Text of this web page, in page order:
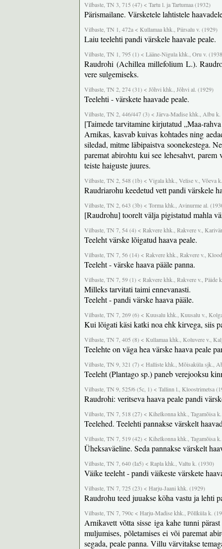
Vilbaste, TN 3, 715 (47) < Tartu l. ja Tartumaa (1932)
Pärismailane. Värsketele lahtistele
Vilbaste, TN 1, 472a < Kullamaa khk., Piirsalu v. (1929)
Laiu teelehti pandi värskele haavale peale.
Vilbaste, TN 1, 795 (1) < Lääne-Nigula khk., Oru v.
Raudrohi (Achillea millefolium L.).
vere sulgemiseks.
Vilbaste, TN 2, 274 (31) < Jõhvi khk., Jõhvi al. (1929)
Teelehti - värskete haavade peale.
Vilbaste, TN 2, 446/447 (3) < Järva-Madise khk., Albu k.
[Taimede tarvitamine kirjutatud „Maa-
Arnikas, kasvab kuivas kohtades ning
siledad, mitme läbipaistva soonekestega.
paremat abirohtu kui see lehesahvt,
teiste haiguste juures.
Vilbaste, TN 2, 548 (1b) < Vigala khk., Velise v., Võeva
Raudriarohu keedetud vett pandi värskele
Vilbaste, TN 2, 643 (3b) < Torma khk., Avinurme al.
[Raudrohu] toorelt välja pigistatud mahla
Vilbaste, TN 7, 54 (4) < Rakvere khk., Rakvere v.,
Teeleht värske lõigatud haava peale.
Vilbaste, TN 7, 56 (14) < Rakvere khk., Rakvere v.,
Teeleht - värske haava pääle panna.
Vilbaste, TN 7, 59 (1) < Rakvere khk., Rakvere v., Päide
Milleks tarvitati taimi ennevanasti.
Teeleht - pandi värske haava pääle.
Vilbaste, TN 7, 269 (6) < Kuusalu khk., Kuusalu v.,
Kui lõigati käsi katki noa ehk kirvega, siis
Vilbaste, TN 7, 405 (8) < Kullamaa khk., Koluvere v.,
Teelehte on väga hea värske haava peale
Vilbaste, TN 9, 321 (7) < Halliste khk., Mõisaküla sjk.,
Teeleht (Plantago sp.) paneb verejooksu
Vilbaste, TN 9, 525/6 (5c, 1) < Tallinn l., Kloostrimetsa
Raudrohi: veritseva haava peale pandi
Vilbaste, TN 7, 518 (27) < Kihelkonna khk., Tagamõisa
Teelehed. Teelehti pannakse värskelt
Vilbaste, TN 7, 519 (42) < Kihelkonna khk., Tagamõisa
Üheksaväeline. Seda pannakse värskelt
Vilbaste, TN 7, 640 (Ia5) < Rapla khk., Valtu k. (1930)
Väike teeleht - pandi väikeste värskete
Vilbaste, TN 7, 725 (23) < Harju-Jaani khk. (1929)
Raudrohu teed juuakse köha vastu ja lehti
Vilbaste, TN 7, 790c < Harju-Madise khk., Põllküla k.
Arnikavett võtta sisse iga kahe tunni
muljumises, põletamises ei või paremat
segada, peale panna. Villu värvitakse